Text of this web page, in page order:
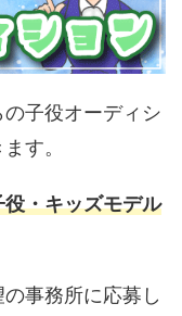
子役オーディシ
す。
・キッズモデル
事務所に応募し